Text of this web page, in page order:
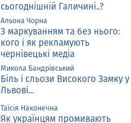
сьогоднішній Галичині..?
Альона Чорна
З маркуванням та без нього:
кого і як рекламують
чернівецькі медіа
Микола Бандрівський
Біль і сльози Високого Замку у
Львові...
Таїсія Наконечна
Як українцям промивають